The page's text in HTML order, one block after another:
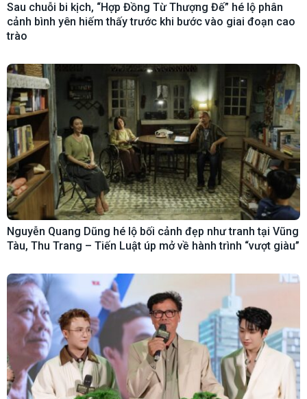
Sau chuỗi bi kịch, “Hợp Đồng Từ Thượng Đế” hé lộ phân
cảnh bình yên hiếm thấy trước khi bước vào giai đoạn cao
trào
Nguyễn Quang Dũng hé lộ bối cảnh đẹp như tranh tại Vũng
Tàu, Thu Trang – Tiến Luật úp mở về hành trình “vượt giàu”